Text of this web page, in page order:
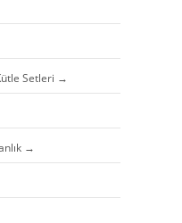
Setleri